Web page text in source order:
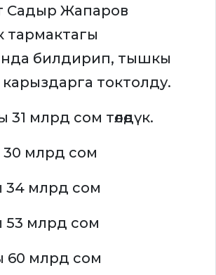
Садыр Жапаров
тармактагы
билдирип, тышкы
токтолду.
млрд сом төлөдүк.
млрд сом
34 млрд сом
млрд сом
60 млрд сом